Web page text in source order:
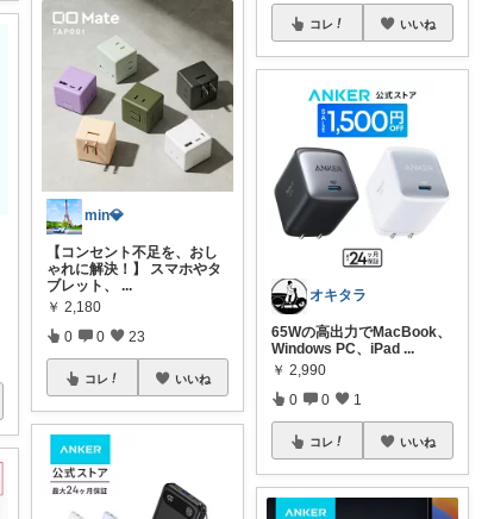
min💎
【コンセント不足を、おし
ゃれに解決！】 スマホやタ
ブレット、
...
￥ 2,180
0 0 23
コレ いいね
コレ いいね
オキタラ
65Wの高出力でMacBook、
Windows PC、iPad ...
￥ 2,990
0 0 1
コレ いいね